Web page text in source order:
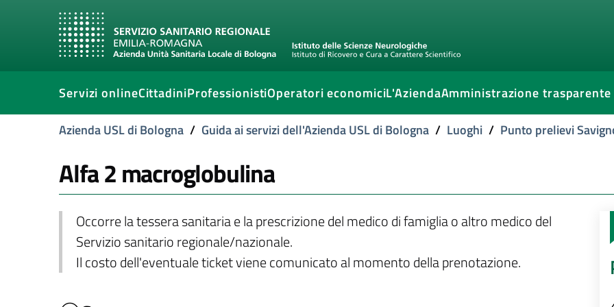
Servizi onlineCittadiniProfessionistiOperatori economiciL'AziendaAmministrazione trasparente
Azienda USL di Bologna / Guida ai servizi dell'Azienda USL di Bologna / Luoghi / Punto prelievi
Alfa 2 macroglobulina
Occorre la tessera sanitaria e la prescrizione del medico di famiglia o altro medico del
Servizio sanitario regionale/nazionale.
Il costo dell'eventuale ticket viene comunicato al momento della prenotazione.